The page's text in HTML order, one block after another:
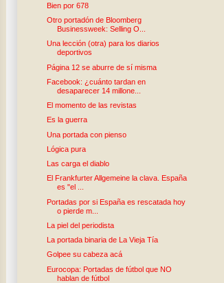
Bien por 678
Otro portadón de Bloomberg
Businessweek: Selling O...
Una lección (otra) para los diarios
deportivos
Página 12 se aburre de sí misma
Facebook: ¿cuánto tardan en
desaparecer 14 millone...
El momento de las revistas
Es la guerra
Una portada con pienso
Lógica pura
Las carga el diablo
El Frankfurter Allgemeine la clava. España
es "el ...
Portadas por si España es rescatada hoy
o pierde m...
La piel del periodista
La portada binaria de La Vieja Tía
Golpee su cabeza acá
Eurocopa: Portadas de fútbol que NO
hablan de fútbol